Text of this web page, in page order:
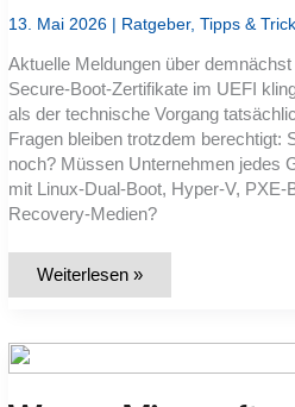
13. Mai 2026 Ratgeber,Tipps &
Aktuelle Meldungen über
Secure-Boot-Zertifikate im UEFI
als der technische Vorgang
Fragen bleiben trotzdem berechtigt:
noch? Müssen Unternehmen jedes
mit Linux-Dual-Boot, Hyper-V, PXE-
Recovery-Medien?
Microsoft-
laufen
ab:
Weiterlesen »